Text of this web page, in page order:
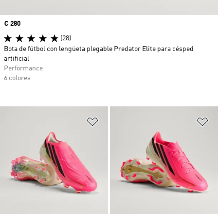
Precio
€ 280
(28)
Bota de fútbol con lengüeta plegable Predator Elite para césped
artificial
Performance
6 colores